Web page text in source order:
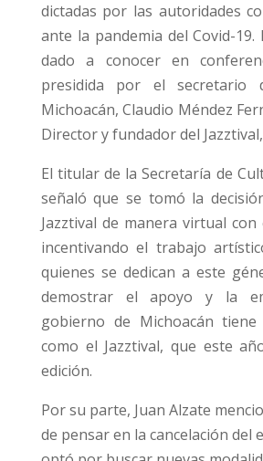
dictadas por las autoridades
ante la pandemia del Covid-
dado a conocer en
presidida por el secretario
Michoacán, Claudio Méndez
Director y fundador del
El titular de la Secretaría de
señaló que se tomó la
Jazztival de manera virtual
incentivando el trabajo
quienes se dedican a este
demostrar el apoyo y la
gobierno de Michoacán
como el Jazztival, que este
edición.
Por su parte, Juan Alzate
de pensar en la cancelación del